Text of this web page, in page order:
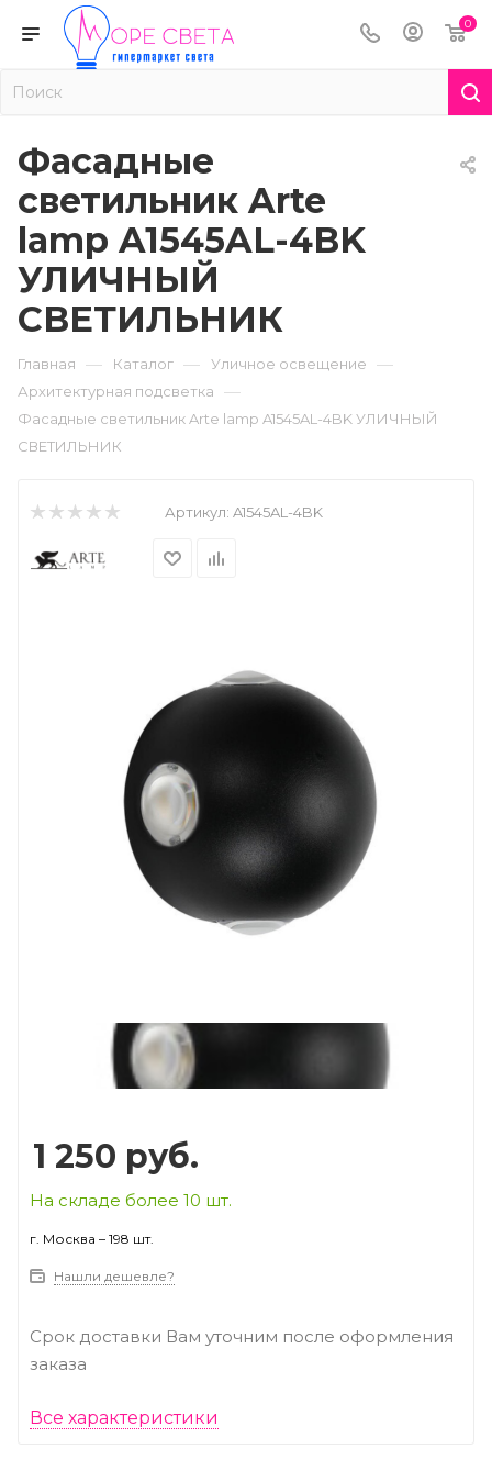
0
Фасадные
светильник Arte
lamp A1545AL-4BK
УЛИЧНЫЙ
СВЕТИЛЬНИК
Главная — Каталог — Уличное освещение —
Архитектурная подсветка —
Фасадные светильник Arte lamp A1545AL-4BK УЛИЧНЫЙ
СВЕТИЛЬНИК
Артикул: A1545AL-4BK
1 250 руб.
На складе более 10 шт.
г. Москва – 198 шт.
Нашли дешевле?
Срок доставки Вам уточним после оформления
заказа
Все характеристики